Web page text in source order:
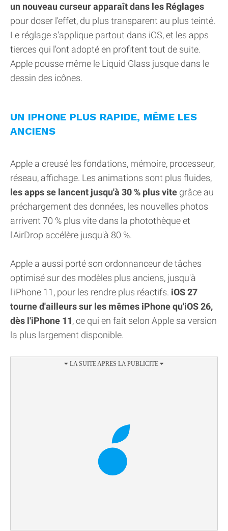
un nouveau curseur apparaît dans les Réglages
pour doser l'effet, du plus transparent au plus teinté.
Le réglage s'applique partout dans iOS, et les apps
tierces qui l'ont adopté en profitent tout de suite.
Apple pousse même le Liquid Glass jusque dans le
dessin des icônes.
UN IPHONE PLUS RAPIDE, MÊME LES
ANCIENS
Apple a creusé les fondations, mémoire, processeur,
réseau, affichage. Les animations sont plus fluides,
les apps se lancent jusqu'à 30 % plus vite grâce au
préchargement des données, les nouvelles photos
arrivent 70 % plus vite dans la photothèque et
l'AirDrop accélère jusqu'à 80 %.
Apple a aussi porté son ordonnanceur de tâches
optimisé sur des modèles plus anciens, jusqu'à
l'iPhone 11, pour les rendre plus réactifs. iOS 27
tourne d'ailleurs sur les mêmes iPhone qu'iOS 26,
dès l'iPhone 11, ce qui en fait selon Apple sa version
la plus largement disponible.